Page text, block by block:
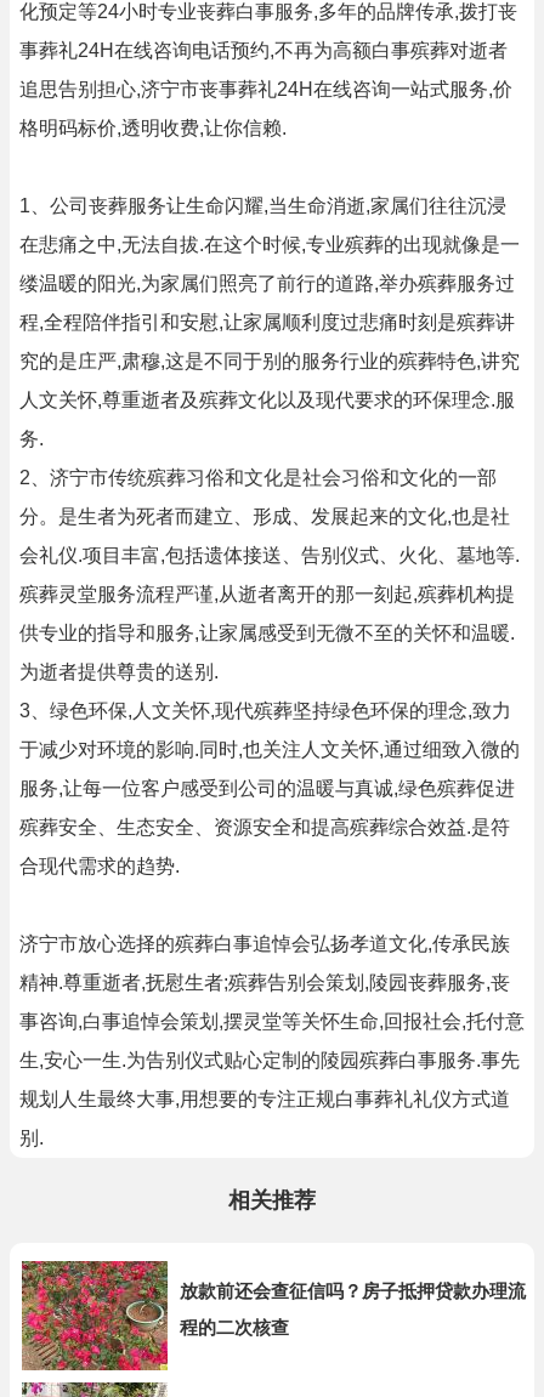
化预定等24小时专业丧葬白事服务,多年的品牌传承,拨打丧
事葬礼24H在线咨询电话预约,不再为高额白事殡葬对逝者
追思告别担心,济宁市丧事葬礼24H在线咨询一站式服务,价
格明码标价,透明收费,让你信赖.
1、公司丧葬服务让生命闪耀,当生命消逝,家属们往往沉浸
在悲痛之中,无法自拔.在这个时候,专业殡葬的出现就像是一
缕温暖的阳光,为家属们照亮了前行的道路,举办殡葬服务过
程,全程陪伴指引和安慰,让家属顺利度过悲痛时刻是殡葬讲
究的是庄严,肃穆,这是不同于别的服务行业的殡葬特色,讲究
人文关怀,尊重逝者及殡葬文化以及现代要求的环保理念.服
务.
2、济宁市传统殡葬习俗和文化是社会习俗和文化的一部
分。是生者为死者而建立、形成、发展起来的文化,也是社
会礼仪.项目丰富,包括遗体接送、告别仪式、火化、墓地等.
殡葬灵堂服务流程严谨,从逝者离开的那一刻起,殡葬机构提
供专业的指导和服务,让家属感受到无微不至的关怀和温暖.
为逝者提供尊贵的送别.
3、绿色环保,人文关怀,现代殡葬坚持绿色环保的理念,致力
于减少对环境的影响.同时,也关注人文关怀,通过细致入微的
服务,让每一位客户感受到公司的温暖与真诚,绿色殡葬促进
殡葬安全、生态安全、资源安全和提高殡葬综合效益.是符
合现代需求的趋势.
济宁市放心选择的殡葬白事追悼会弘扬孝道文化,传承民族
精神.尊重逝者,抚慰生者;殡葬告别会策划,陵园丧葬服务,丧
事咨询,白事追悼会策划,摆灵堂等关怀生命,回报社会,托付意
生,安心一生.为告别仪式贴心定制的陵园殡葬白事服务.事先
规划人生最终大事,用想要的专注正规白事葬礼礼仪方式道
别.
相关推荐
放款前还会查征信吗？房子抵押贷款办理流
程的二次核查